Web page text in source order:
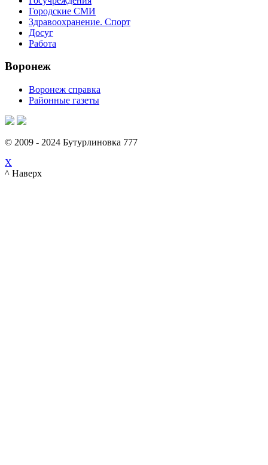
Городские СМИ
Здравоохранение. Спорт
Досуг
Работа
Воронеж
Воронеж справка
Районные газеты
© 2009 - 2024 Бутурлиновка 777
X
^ Наверх